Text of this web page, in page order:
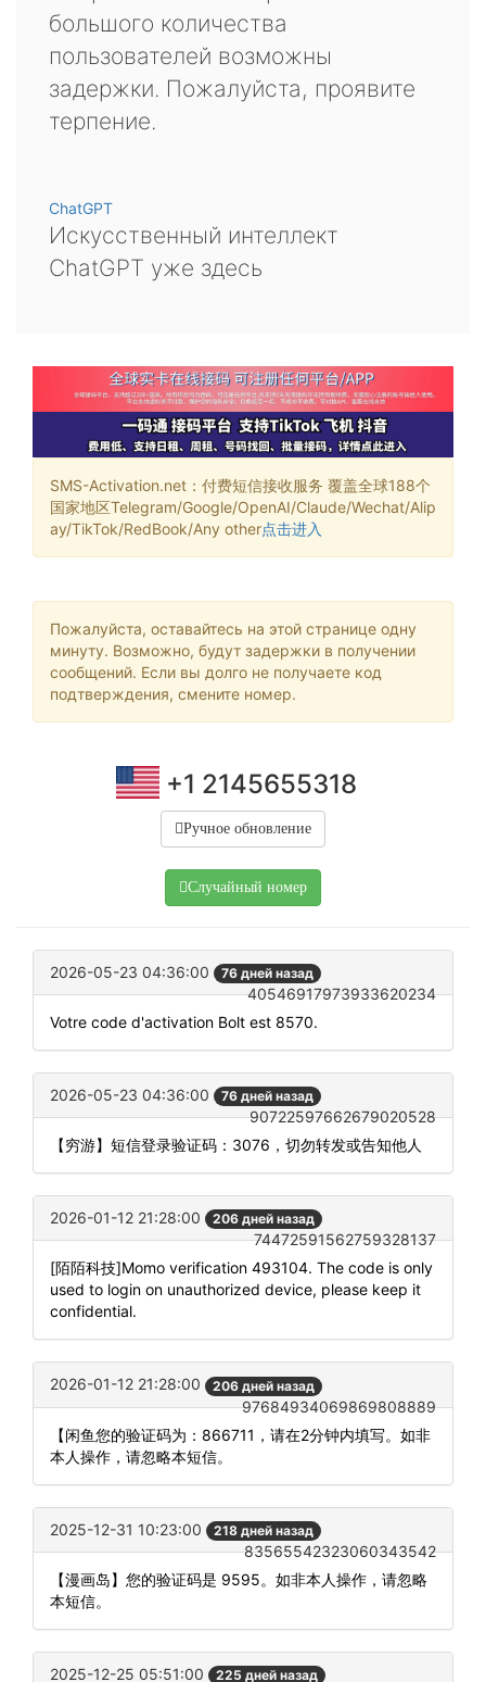
большого количества
пользователей возможны
задержки. Пожалуйста, проявите
терпение.
ChatGPT
Искусственный интеллект
ChatGPT уже здесь
SMS-Activation.net：付费短信接收服务 覆盖全球188个
国家地区Telegram/Google/OpenAI/Claude/Wechat/Alip
ay/TikTok/RedBook/Any other点击进入
Пожалуйста, оставайтесь на этой странице одну
минуту. Возможно, будут задержки в получении
сообщений. Если вы долго не получаете код
подтверждения, смените номер.
+1 2145655318
Ручное обновление
Случайный номер
2026-05-23 04:36:00 76 дней назад
40546917973933620234
Votre code d'activation Bolt est 8570.
2026-05-23 04:36:00 76 дней назад
90722597662679020528
【穷游】短信登录验证码：3076，切勿转发或告知他人
2026-01-12 21:28:00 206 дней назад
74472591562759328137
[陌陌科技]Momo verification 493104. The code is only
used to login on unauthorized device, please keep it
confidential.
2026-01-12 21:28:00 206 дней назад
97684934069869808889
【闲鱼您的验证码为：866711，请在2分钟内填写。如非
本人操作，请忽略本短信。
2025-12-31 10:23:00 218 дней назад
83565542323060343542
【漫画岛】您的验证码是 9595。如非本人操作，请忽略
本短信。
2025-12-25 05:51:00 225 дней назад